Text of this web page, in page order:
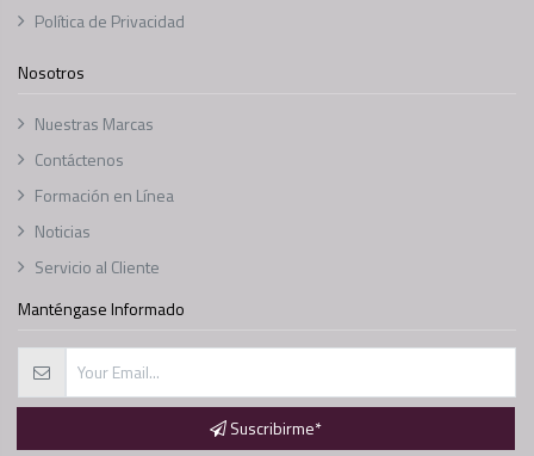
Política de Privacidad
Nosotros
Nuestras Marcas
Contáctenos
Formación en Línea
Noticias
Servicio al Cliente
Manténgase Informado
Suscribirme*